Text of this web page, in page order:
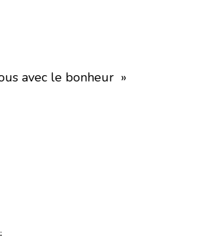
avec le bonheur »